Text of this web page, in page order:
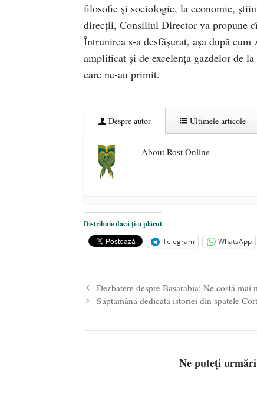
filosofie şi sociologie, la economie,
direcţii, Consiliul Director va propune
Întrunirea s-a desfăşurat, aşa după cum
amplificat şi de excelenţa gazdelor de
care ne-au primit.
Despre autor Ultimele articole
About Rost Online
Dezvăluiri cutremurătoare
Statul care servește Națiunea -
Legea Vexler produce efecte.
Distribuie dacă ți-a plăcut
Telegram
WhatsApp
Dezbatere despre Basarabia: Ne costă
Săptămână dedicată istoriei din spatele
Ne puteți